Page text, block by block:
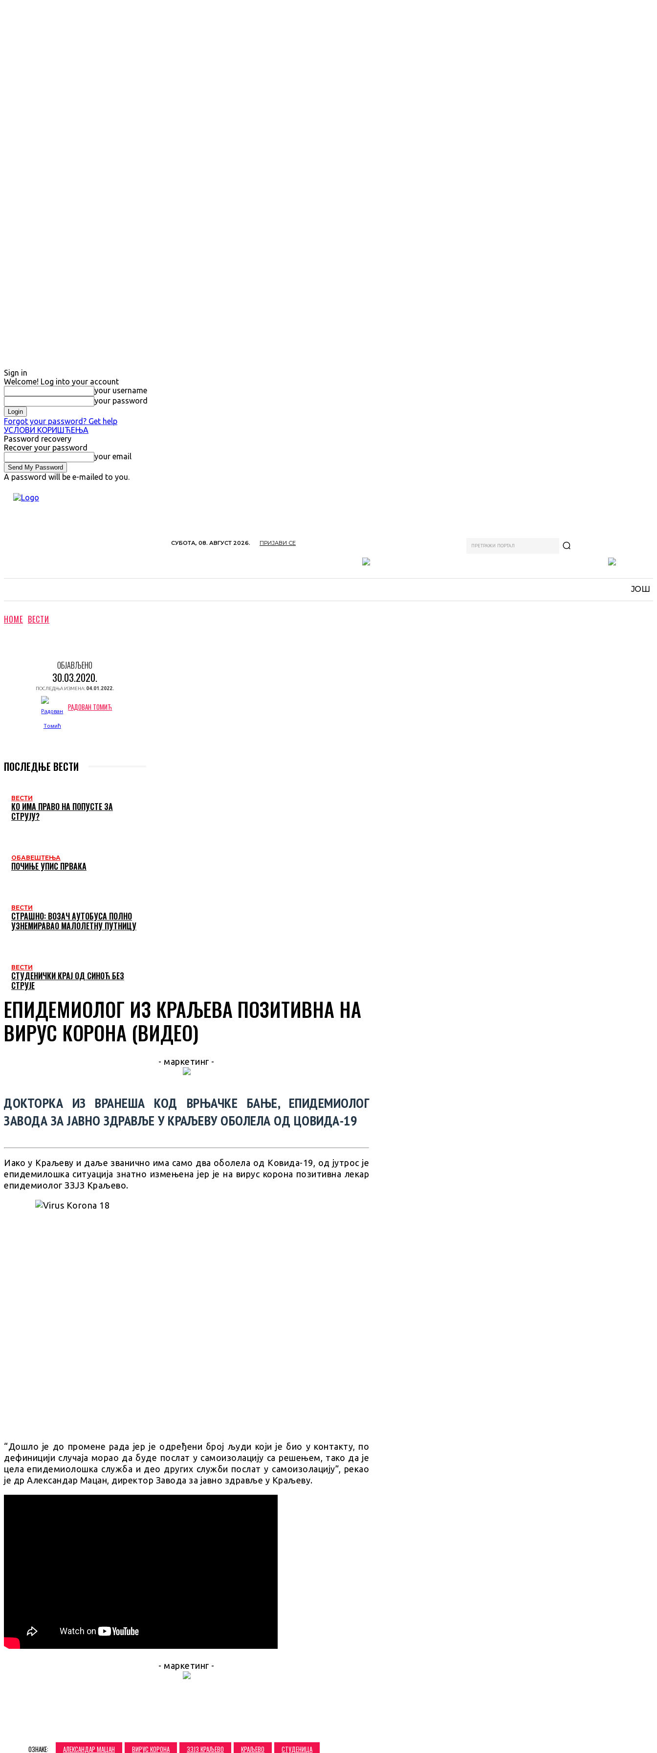
Sign in
Welcome! Log into your account
your username
your password
Forgot your password? Get help
УСЛОВИ КОРИШЋЕЊА
Password recovery
Recover your password
your email
A password will be e-mailed to you.
СУБОТА, 08. АВГУСТ 2026. ПРИЈАВИ СЕ ПРЕТРАЖИ ПОРТАЛ
ЈОШ
HOME ВЕСТИ
ОБЈАВЉЕНО
30.03.2020.
ПОСЛЕДЊА ИЗМЕНА: 04.01.2022.
РАДОВАН ТОМИЋ
ПОСЛЕДЊЕ ВЕСТИ
ВЕСТИ
КО ИМА ПРАВО НА ПОПУСТЕ ЗА
СТРУЈУ?
ОБАВЕШТЕЊА
ПОЧИЊЕ УПИС ПРВАКА
ВЕСТИ
СТРАШНО: ВОЗАЧ АУТОБУСА ПОЛНО
УЗНЕМИРАВАО МАЛОЛЕТНУ ПУТНИЦУ
ВЕСТИ
СТУДЕНИЧКИ КРАЈ ОД СИНОЋ БЕЗ
СТРУЈЕ
ЕПИДЕМИОЛОГ ИЗ КРАЉЕВА ПОЗИТИВНА НА
ВИРУС КОРОНА (ВИДЕО)
- маркетинг -
ДОКТОРКА ИЗ ВРАНЕША КОД ВРЊАЧКЕ БАЊЕ, ЕПИДЕМИОЛОГ
ЗАВОДА ЗА ЈАВНО ЗДРАВЉЕ У КРАЉЕВУ ОБОЛЕЛА ОД ЦОВИДА-19
Иако у Краљеву и даље званично има само два оболела од Ковида-19, од јутрос је
епидемилошка ситуација знатно измењена јер је на вирус корона позитивна лекар
епидемиолог ЗЗЈЗ Краљево.
“Дошло је до промене рада јер је одређени број људи који је био у контакту, по
дефиницији случаја морао да буде послат у самоизолацију са решењем, тако да је
цела епидемиолошка служба и део других служби послат у самоизолацију”, рекао
је др Александар Мацан, директор Завода за јавно здравље у Краљеву.
- маркетинг -
ОЗНАКЕ: АЛЕКСАНДАР МАЦАН ВИРУС КОРОНА ЗЗЈЗ КРАЉЕВО КРАЉЕВО СТУДЕНИЦА